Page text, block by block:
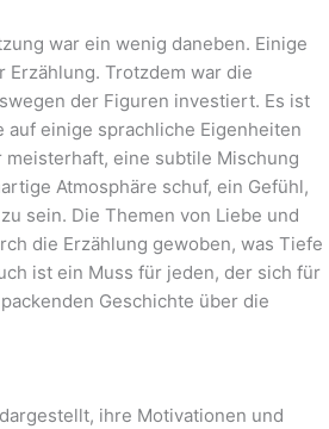
war ein wenig daneben. Einige
Trotzdem war die
der Figuren investiert. Es ist
auf einige sprachliche Eigenheiten
eine subtile Mischung
Atmosphäre schuf, ein Gefühl,
sein. Die Themen von Liebe und
die Erzählung gewoben, was Tiefe
ist ein Muss für jeden, der sich für
Geschichte über die
ihre Motivationen und